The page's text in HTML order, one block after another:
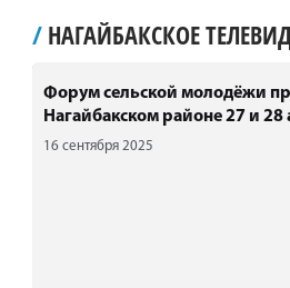
/ НАГАЙБАКСКОЕ
Форум сельской молодёжи
Нагайбакском районе 27 и 28
16 сентября 2025